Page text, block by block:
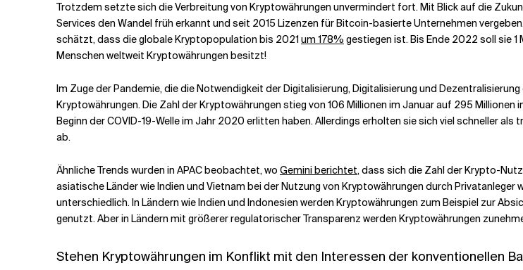
Trotzdem setzte sich die Verbreitung von Kryptowährungen unvermindert fort. Mit Blick auf die
Services den Wandel früh erkannt und seit 2015 Lizenzen für Bitcoin-basierte Unternehmen
schätzt, dass die globale Kryptopopulation bis 2021um 178% gestiegen ist. Bis Ende 2022 soll sie
Menschen weltweit Kryptowährungen besitzt!
Im Zuge der Pandemie, die die Notwendigkeit der Digitalisierung, Digitalisierung und
Kryptowährungen. Die Zahl der Kryptowährungen stieg von 106 Millionen im Januar auf 295
Beginn der COVID-19-Welle im Jahr 2020 erlitten haben. Allerdings erholten sie sich viel schneller
ab.
Ähnliche Trends wurden in APAC beobachtet, wo Gemini berichtet, dass sich die Zahl der Krypto-
asiatische Länder wie Indien und Vietnam bei der Nutzung von Kryptowährungen durch
unterschiedlich. In Ländern wie Indien und Indonesien werden Kryptowährungen zum Beispiel zur
genutzt. Aber in Ländern mit größerer regulatorischer Transparenz werden Kryptowährungen
Stehen Kryptowährungen im Konflikt mit den Interessen der konventionellen